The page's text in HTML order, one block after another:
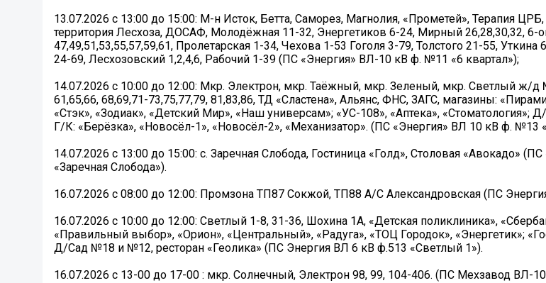
13.07.2026 с 13:00 до 15:00: М-н Исток, Бетта, Саморез, Магнолия, «Прометей», Терапия
территория Лесхоза, ДОСАФ, Молодёжная 11-32, Энергетиков 6-24, Мирный 26,28,30,32,
47,49,51,53,55,57,59,61, Пролетарская 1-34, Чехова 1-53 Гоголя 3-79, Толстого 21-55,
24-69, Лесхозовский 1,2,4,6, Рабочий 1-39 (ПС «Энергия» ВЛ-10 кВ ф. №11 «6 квартал»);
14.07.2026 с 10:00 до 12:00: Мкр. Электрон, мкр. Таёжный, мкр. Зеленый, мкр. Светлый ж/д
61,65,66, 68,69,71-73,75,77,79, 81,83,86, ТД «Сластена», Альянс, ФНС, ЗАГС, магазины:
«Стэк», «Зодиак», «Детский Мир», «Наш универсам»; «УС-108», «Аптека», «Стоматология»;
Г/К: «Берёзка», «Новосёл-1», «Новосёл-2», «Механизатор». (ПС «Энергия» ВЛ 10 кВ ф. №13
14.07.2026 с 13:00 до 15:00: с. Заречная Слобода, Гостиница «Голд», Столовая «Авокадо»
«Заречная Слобода»).
16.07.2026 с 08:00 до 12:00: Промзона ТП87 Сокжой, ТП88 А/С Александровская (ПС
16.07.2026 с 10:00 до 12:00: Светлый 1-8, 31-36, Шохина 1А, «Детская поликлиника»,
«Правильный выбор», «Орион», «Центральный», «Радуга», «ТОЦ Городок», «Энергетик»;
Д/Сад №18 и №12, ресторан «Геолика» (ПС Энергия ВЛ 6 кВ ф.513 «Светлый 1»).
16.07.2026 с 13-00 до 17-00 : мкр. Солнечный, Электрон 98, 99, 104-406. (ПС Мехзавод ВЛ-